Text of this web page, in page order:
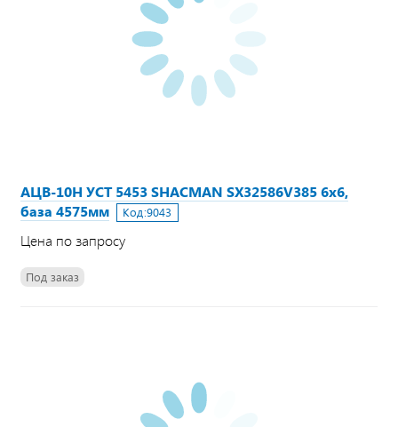
АЦВ-10Н УСТ 5453 SHACMAN SX32586V385 6х6,
база 4575мм
Код:9043
Цена по запросу
Под заказ